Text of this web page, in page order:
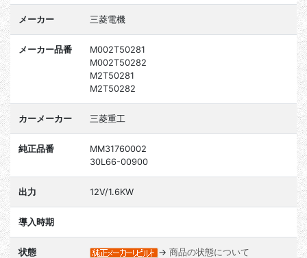
メーカー 三菱電機
メーカー品番
M002T50281
M002T50282
M2T50281
M2T50282
カーメーカー 三菱重工
純正品番
MM31760002
30L66-00900
出力 12V/1.6KW
導入時期
状態 → 商品の状態について